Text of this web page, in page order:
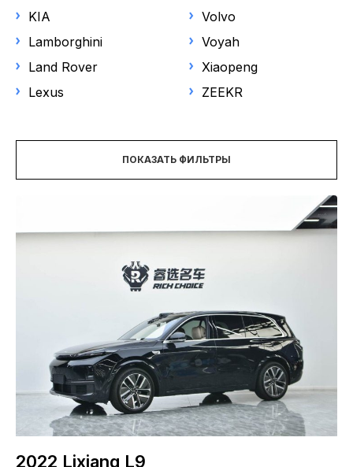
KIA
Lamborghini
Land Rover
Lexus
Volvo
Voyah
Xiaopeng
ZEEKR
ПОКАЗАТЬ ФИЛЬТРЫ
Год выпуска
Пробег
Топливо
Электричество
Автомат
Полный
2022 Lixiang L9